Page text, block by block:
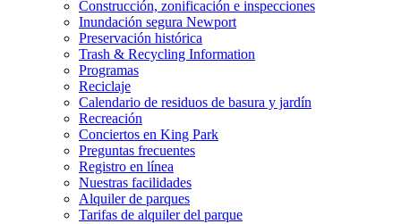
Construcción, zonificación e inspecciones
Inundación segura Newport
Preservación histórica
Trash & Recycling Information
Programas
Reciclaje
Calendario de residuos de basura y jardín
Recreación
Conciertos en King Park
Preguntas frecuentes
Registro en línea
Nuestras facilidades
Alquiler de parques
Tarifas de alquiler del parque